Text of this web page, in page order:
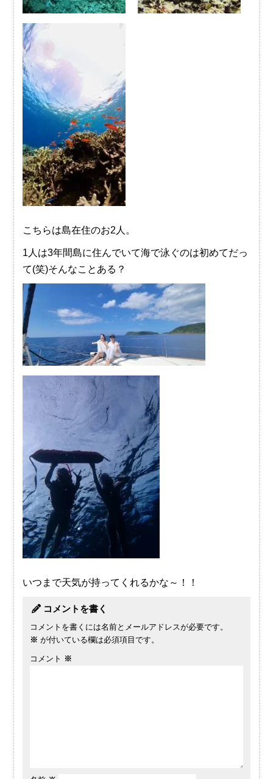
こちらは島在住のお2人。
1人は3年間島に住んでいて海で泳ぐのは初めてだっ
て(笑)そんなことある？
いつまで天気が持ってくれるかな～！！
コメントを書く
コメントを書くには名前とメールアドレスが必要です。
※ が付いている欄は必須項目です。
コメント ※